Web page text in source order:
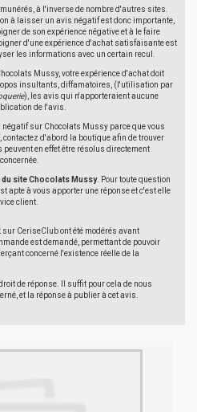
à l'inverse de nombre d'autres sites.
à laisser un avis négatif est donc importante,
de son expérience négative et à le faire
d'une expérience d'achat satisfaisante est
les informations avec un certain recul.
Mussy, votre expérience d'achat doit
insultants, diffamatoires, (l'utilisation par
), les avis qui n'apporteraient aucune
de l'avis.
sur Chocolats Mussy parce que vous
d'abord la boutique afin de trouver
en effet être résolus directement
site Chocolats Mussy. Pour toute question
apte à vous apporter une réponse et c'est elle
client.
CeriseClub ont été modérés avant
est demandé, permettant de pouvoir
concerné l'existence réelle de la
de réponse. Il suffit pour cela de nous
et la réponse à publier à cet avis.